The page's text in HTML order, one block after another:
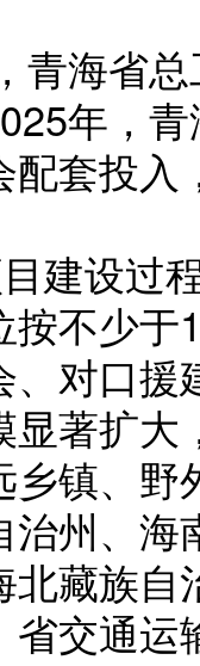
海省总
年，
套投入
建设过
不少
、对口
著扩大
乡镇、
州、
藏族
省交通